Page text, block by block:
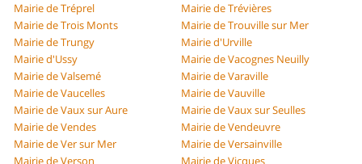
Mairie de Tréprel
Mairie de Trévières
Mairie de Trois Monts
Mairie de Trouville sur Mer
Mairie de Trungy
Mairie d'Urville
Mairie d'Ussy
Mairie de Vacognes Neuilly
Mairie de Valsemé
Mairie de Varaville
Mairie de Vaucelles
Mairie de Vauville
Mairie de Vaux sur Aure
Mairie de Vaux sur Seulles
Mairie de Vendes
Mairie de Vendeuvre
Mairie de Ver sur Mer
Mairie de Versainville